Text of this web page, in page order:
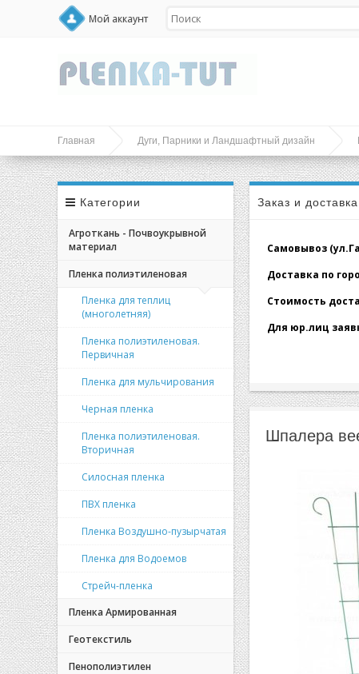
Мой аккаунт
Главная Дуги, Парники и Ландшафтный дизайн
Категории
Агроткань - Почвоукрывной
материал
Пленка полиэтиленовая
Пленка для теплиц
(многолетняя)
Пленка полиэтиленовая.
Первичная
Пленка для мульчирования
Черная пленка
Пленка полиэтиленовая.
Вторичная
Силосная пленка
ПВХ пленка
Пленка Воздушно-пузырчатая
Пленка для Водоемов
Стрейч-пленка
Пленка Армированная
Геотекстиль
Пенополиэтилен
Заказ и
Самовывоз
Доставка по
Стоимость
Для юр.лиц
Шпалера